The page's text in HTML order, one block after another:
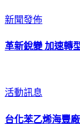
新聞發佈
革新銳變 加速轉
活動訊息
台化苯乙烯海豐